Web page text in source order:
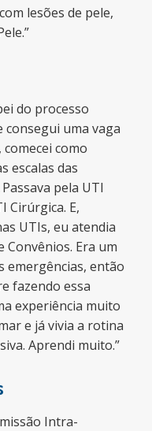
lesões de pele,
do processo
uma vaga
como
escalas das
pela UTI
Cirúrgica. E,
UTIs, eu atendia
Convênios. Era um
emergências, então
fazendo essa
experiência muito
e já vivia a rotina
Aprendi muito.”
Intra-